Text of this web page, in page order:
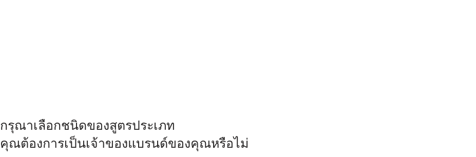
กรุณาเลือกชนิดของสูตรประเภท
คุณต้องการเป็นเจ้าของแบรนด์ของคุณหรือไม่